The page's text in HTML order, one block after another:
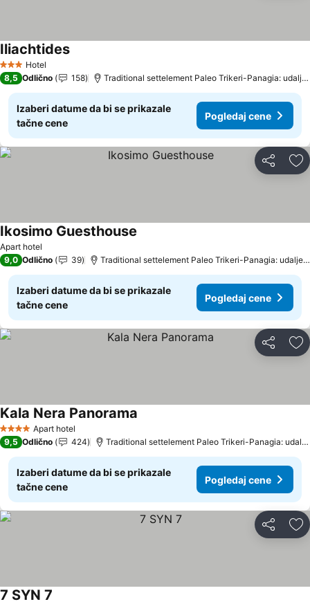
3 Zvezdice
Hotel
Iliachtides
8,5 Odlično 158 Traditional settelement Paleo Trikeri-Panagia: udaljenost 17.4 km
Izaberi datume da bi se prikazale
tačne cene
Pogledaj cene
Deli
Apart hotel
Ikosimo Guesthouse
9,0 Odlično 39 Traditional settelement Paleo Trikeri-Panagia: udaljenost 12.8 km
Izaberi datume da bi se prikazale
tačne cene
Pogledaj cene
Deli
4 ZvezdiceApart hotel
Kala Nera Panorama
9,5 Odlično 424 Traditional settelement Paleo Trikeri-Panagia: udaljenost 17.4 km
Izaberi datume da bi se prikazale
tačne cene
Pogledaj cene
Deli
7 SYN 7